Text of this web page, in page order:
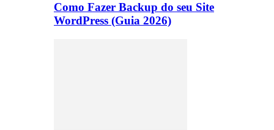
Como Fazer Backup do seu Site
WordPress (Guia 2026)